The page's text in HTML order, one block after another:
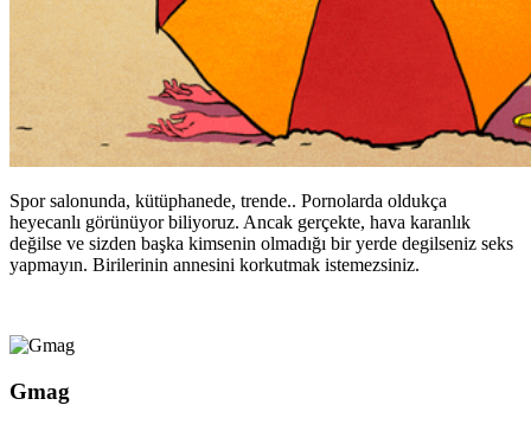
Spor salonunda, kütüphanede, trende.. Pornolarda oldukça
heyecanlı görünüyor biliyoruz. Ancak gerçekte, hava karanlık
değilse ve sizden başka kimsenin olmadığı bir yerde degilseniz seks
yapmayın. Birilerinin annesini korkutmak istemezsiniz.
Gmag